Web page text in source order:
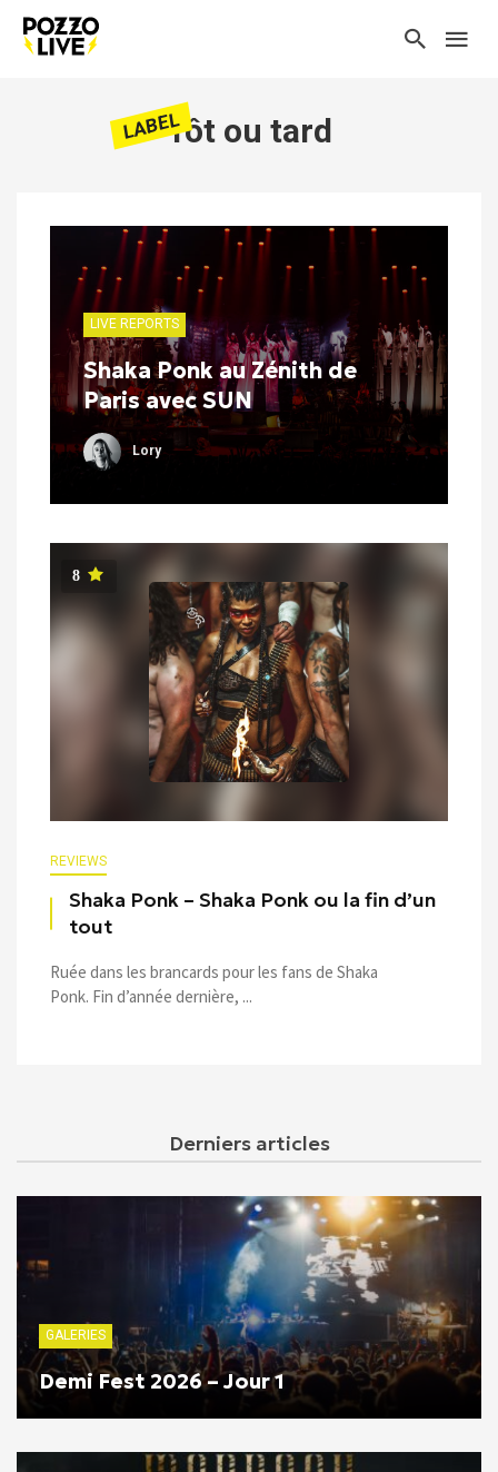
LABELTôt ou tard
LIVE REPORTS
Shaka Ponk au Zénith de
Paris avec SUN
Lory
8
REVIEWS
Shaka Ponk – Shaka Ponk ou la fin d’un
tout
Ruée dans les brancards pour les fans de Shaka
Ponk. Fin d’année dernière, ...
Derniers articles
GALERIES
Demi Fest 2026 – Jour 1